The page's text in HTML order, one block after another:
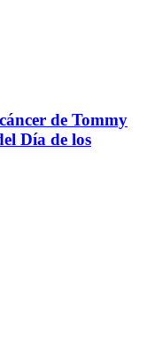
de Tommy
Día de los